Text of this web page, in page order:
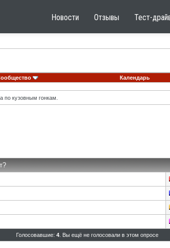
Новости Отзывы Тест-
Календарь
по кузовным гонкам.
Голосовавшие: 4. Вы ещё не голосовали в этом опросе